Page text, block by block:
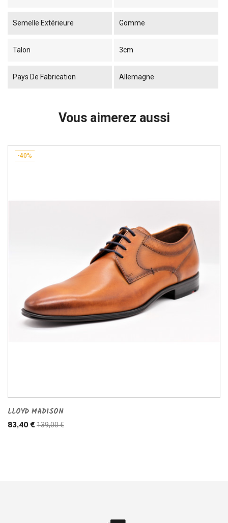
Semelle Extérieure Gomme
Talon 3cm
Pays De Fabrication Allemagne
Vous aimerez aussi
-40%
LLOYD MADISON
83,40 € 139,00 €